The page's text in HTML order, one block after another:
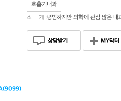
호흡기내과
소 개 :평범하지만 의학에 관심 많은 내
상담받기 MY닥터
9099)